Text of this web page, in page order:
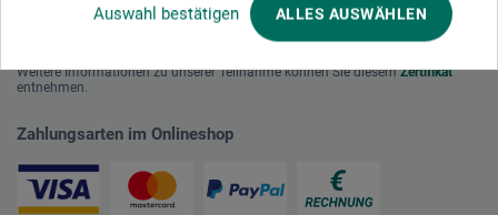
Auswahl bestätigen ALLES AUSWÄHLEN
Mit diesem Logo möchten wir zeigen, dass wir Kunde bei Der Grüne Punkt –
Duales System Deutschland GmbH sind und unsere Verkaufsverpackungen
für Deutschland am dualen System Der Grüne Punkt beteiligen.
Weitere Informationen zu unserer Teilnahme können Sie diesemZertifikat
entnehmen.
Zahlungsarten im Onlineshop